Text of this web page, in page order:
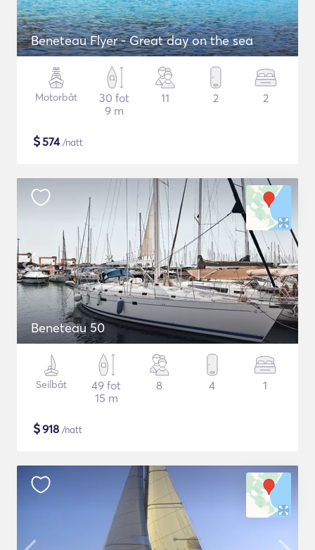
Beneteau Flyer - Great day on the sea
Motorbåt
30 fot
9 m
11 2 2
$574/natt
Beneteau 50
Seilbåt
49 fot
15 m
8 4 1
$918 /natt